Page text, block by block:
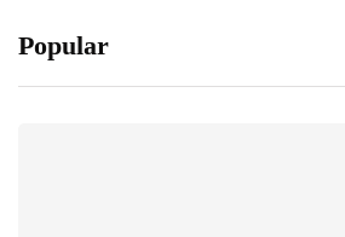
Popular